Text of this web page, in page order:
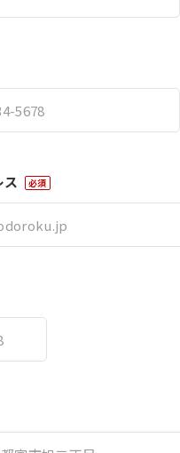
ス 必須